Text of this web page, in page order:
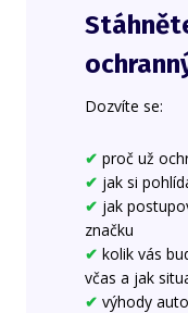
Dozvíte se:
✔ proč už
✔ jak si
✔ jak
značku
✔ kolik vás
včas a jak
✔ výhody